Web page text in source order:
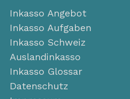
Inkasso Angebot
Inkasso Aufgaben
Inkasso Schweiz
Auslandinkasso
Inkasso Glossar
Datenschutz